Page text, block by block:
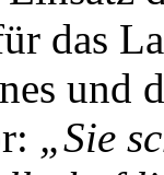
das
und
„Sie